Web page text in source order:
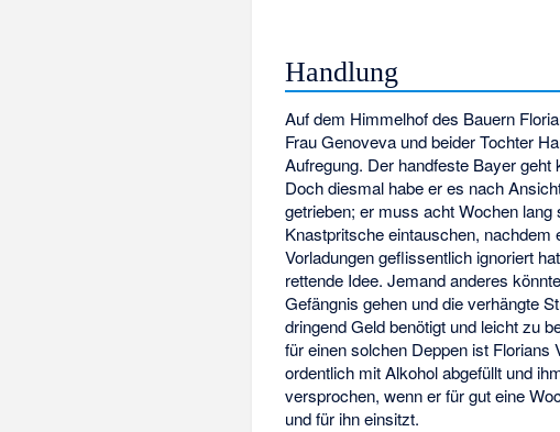
Handlung
Auf dem Himmelhof des Bauern
Frau Genoveva und beider Tochter
Aufregung. Der handfeste Bayer
Doch diesmal habe er es nach
getrieben; er muss acht Wochen
Knastpritsche eintauschen, nachdem
Vorladungen geflissentlich ignoriert
rettende Idee. Jemand anderes
Gefängnis gehen und die verhängte
dringend Geld benötigt und leicht zu
für einen solchen Deppen ist Florians
ordentlich mit Alkohol abgefüllt und
versprochen, wenn er für gut eine
und für ihn einsitzt.